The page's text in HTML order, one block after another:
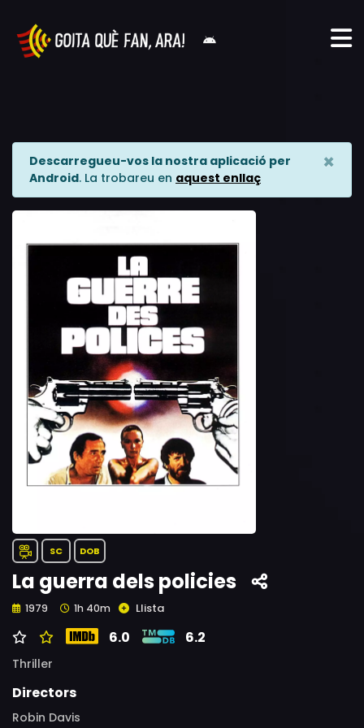
Descarregueu-vos la nostra aplicació per
Android. La trobareu en aquest enllaç
×
SC DOB
La guerra dels policies
1979 1h 40m Llista
6.0 6.2
Thriller
Directors
Robin Davis